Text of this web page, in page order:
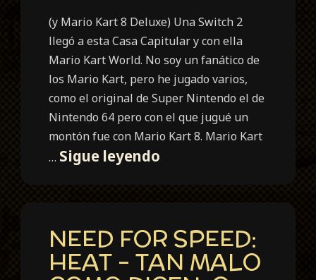
(y Mario Kart 8 Deluxe) Una Switch 2
llegó a esta Casa Capitular y con ella
Mario Kart World. No soy un fanático de
los Mario Kart, pero he jugado varios,
como el original de Super Nintendo el de
Nintendo 64 pero con el que jugué un
montón fue con Mario Kart 8. Mario Kart
… Sigue leyendo
World
NEED FOR SPEED:
HEAT – TAN MALO